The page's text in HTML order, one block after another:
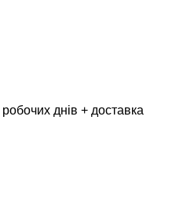
днів + доставка